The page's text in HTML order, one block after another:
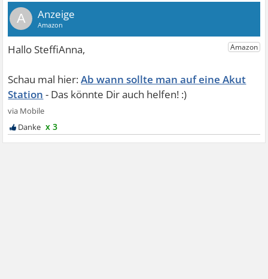
A
Ab wann sollte man auf eine Akut
Station
x 3